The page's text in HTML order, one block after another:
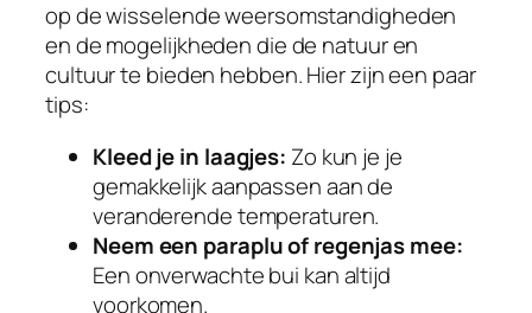
op de wisselende weersomstandigheden
en de mogelijkheden die de natuur en
cultuur te bieden hebben. Hier zijn een paar
tips:
Kleed je in laagjes: Zo kun je je
gemakkelijk aanpassen aan de
veranderende temperaturen.
Neem een paraplu of regenjas mee:
Een onverwachte bui kan altijd
voorkomen.